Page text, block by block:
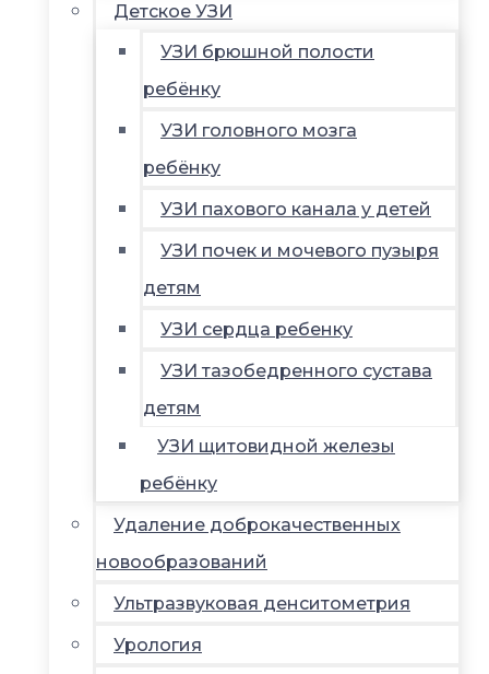
Детское УЗИ
УЗИ брюшной полости
ребёнку
УЗИ головного мозга
ребёнку
УЗИ пахового канала у детей
УЗИ почек и мочевого пузыря
детям
УЗИ сердца ребенку
УЗИ тазобедренного сустава
детям
УЗИ щитовидной железы
ребёнку
Удаление доброкачественных
новообразований
Ультразвуковая денситометрия
Урология